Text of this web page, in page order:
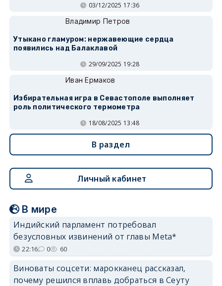
03/12/2025 17:36
Владимир Петров
Утыкано гламуром: нержавеющие сердца
появились над Балаклавой
29/09/2025 19:28
Иван Ермаков
Избирательная игра в Севастополе выполняет
роль политического термометра
18/08/2025 13:48
В раздел
Личный кабинет
В мире
Индийский парламент потребовал
безусловных извинений от главы Meta*
22:16 0 60
Виноваты соцсети: марокканец рассказал,
почему решился вплавь добраться в Сеуту